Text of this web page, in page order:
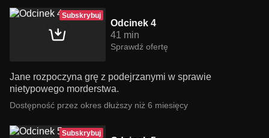
Subskrybuj
Odcinek 4
41 min
Sprawdź ofertę
Jane rozpoczyna grę z podejrzanymi w sprawie
nietypowego morderstwa.
Dostępność przez okres dłuższy niż 6 miesięcy
Subskrybuj